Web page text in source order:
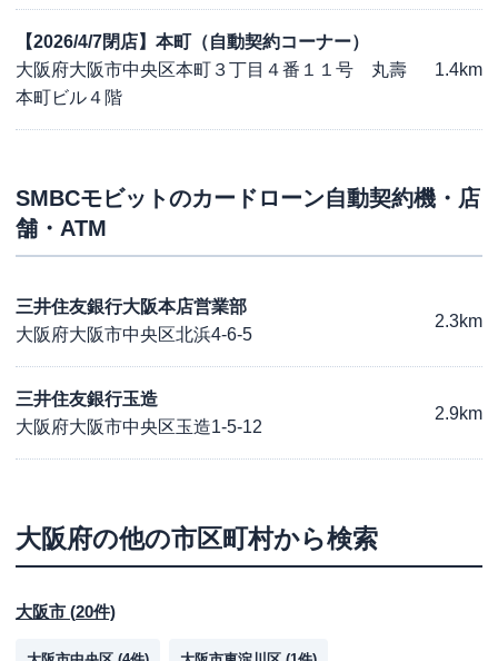
【2026/4/7閉店】本町（自動契約コーナー）
大阪府大阪市中央区本町３丁目４番１１号 丸壽
本町ビル４階
1.4km
SMBCモビットのカードローン自動契約機・店
舗・ATM
三井住友銀行大阪本店営業部
大阪府大阪市中央区北浜4-6-5
2.3km
三井住友銀行玉造
大阪府大阪市中央区玉造1-5-12
2.9km
大阪府の他の市区町村から検索
大阪市 (20件)